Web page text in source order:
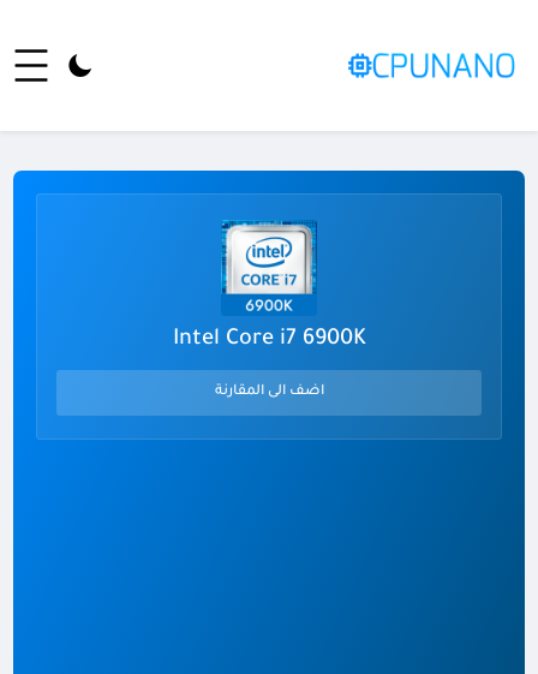
Intel Core i7 6900K
اضف الى المقارنة